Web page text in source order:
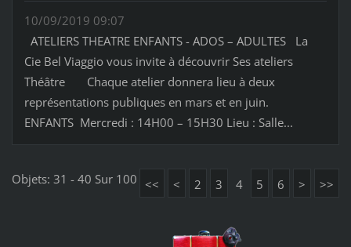
10/09/2019 09:07
ATELIERS THEATRE ENFANTS - ADOS – ADULTES La
Cie Bel Viaggio vous invite à découvrir Ses ateliers
Théâtre Chaque atelier donnera lieu à deux
représentations publiques en mars et en juin.
ENFANTS Mercredi : 14H00 – 15H30 Lieu : Salle...
Objets: 31 - 40 Sur 100 << < 2 3 4 5 6 > >>